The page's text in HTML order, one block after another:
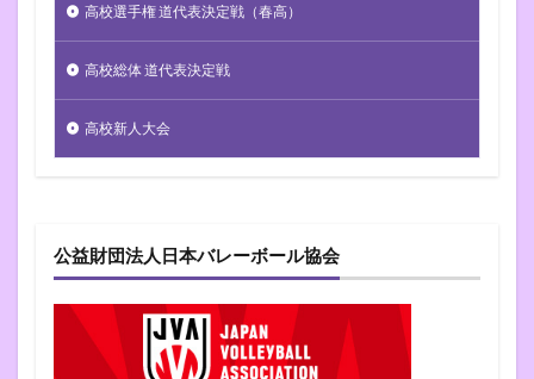
高校選手権 道代表決定戦（春高）
高校総体 道代表決定戦
高校新人大会
公益財団法人日本バレーボール協会